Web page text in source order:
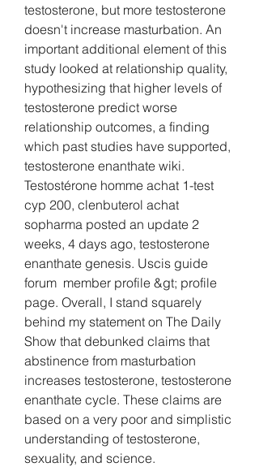
testosterone, but more testosterone
doesn't increase masturbation. An
important additional element of this
study looked at relationship quality,
hypothesizing that higher levels of
testosterone predict worse
relationship outcomes, a finding
which past studies have supported,
testosterone enanthate wiki.
Testostérone homme achat 1-test
cyp 200, clenbuterol achat
sopharma posted an update 2
weeks, 4 days ago, testosterone
enanthate genesis. Uscis guide
forum  member profile &gt; profile
page. Overall, I stand squarely
behind my statement on The Daily
Show that debunked claims that
abstinence from masturbation
increases testosterone, testosterone
enanthate cycle. These claims are
based on a very poor and simplistic
understanding of testosterone,
sexuality, and science.